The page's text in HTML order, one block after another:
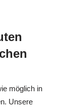
möglich in
Unsere